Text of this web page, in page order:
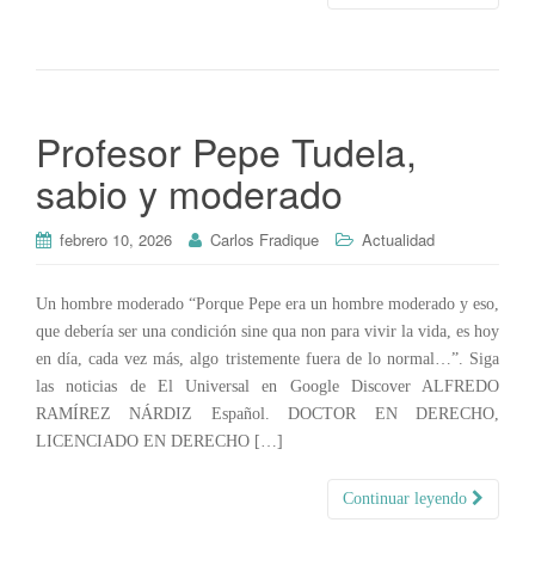
Profesor Pepe Tudela,
sabio y moderado
febrero 10, 2026 Carlos Fradique Actualidad
Un hombre moderado “Porque Pepe era un hombre moderado y eso,
que debería ser una condición sine qua non para vivir la vida, es hoy
en día, cada vez más, algo tristemente fuera de lo normal…”. Siga
las noticias de El Universal en Google Discover ALFREDO
RAMÍREZ NÁRDIZ Español. DOCTOR EN DERECHO,
LICENCIADO EN DERECHO […]
Continuar leyendo